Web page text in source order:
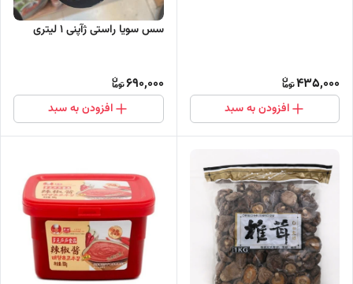
435,000
افزودن به سبد
سس سویا راستی ژآپنی 1 لیتری
690,000
افزودن به سبد